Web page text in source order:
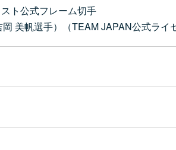
ト公式フレーム切手
美帆選手）（TEAM JAPAN公式ライ